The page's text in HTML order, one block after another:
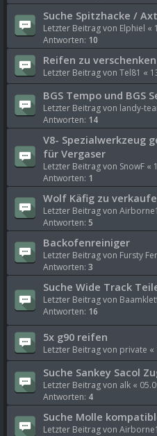
Suche Spitzhacke /
Letzter Beitrag von Elphiel «
Antworten: 10
Reifen zu verschenken
Letzter Beitrag von Tel81 «
BGS Tempo und BGS
Letzter Beitrag von landy-
Antworten: 14
V8- Spezialwerkzeug
für Vergaser
Letzter Beitrag von SnowF «
Antworten: 1
Wolf Käfig zu
Letzter Beitrag von
Antworten: 5
Backofenreiniger
Letzter Beitrag von Fursty
Antworten: 3
Suche Wide Track
Letzter Beitrag von
Antworten: 16
5x g90 reifen
Letzter Beitrag von private «
Suche Sankey Sacol
Letzter Beitrag von alk «
Antworten: 4
Suche Molle
Letzter Beitrag von